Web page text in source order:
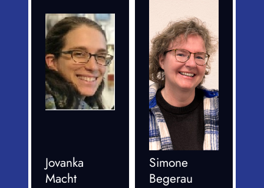
Jovanka
Macht
Simone
Begerau